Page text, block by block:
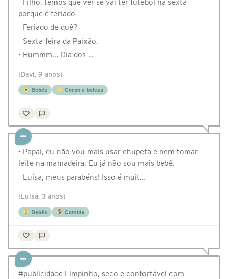
- Filho, temos que ver se vai ter futebol na sexta
porque é feriado
- Feriado de quê?
- Sexta-feira da Paixão.
- Hummm... Dia dos …
(Davi, 9 anos)
Bebês Corpo e beleza
- Papai, eu não vou mais usar chupeta e nem tomar
leite na mamadeira. Eu já não sou mais bebê.
- Luísa, meus parabéns! Isso é muit…
(Luísa, 3 anos)
Bebês Comida
#publicidade Limpinho, seco e confortável com